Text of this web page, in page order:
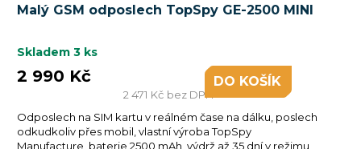
Malý GSM odposlech TopSpy GE-2500 MINI
Skladem 3 ks
2 471 Kč bez DPH
2 990 Kč DO KOŠÍKU
Odposlech na SIM kartu v reálném čase na dálku, poslech
odkudkoliv přes mobil, vlastní výroba TopSpy
Manufacture, baterie 2500 mAh, výdrž až 35 dní v režimu